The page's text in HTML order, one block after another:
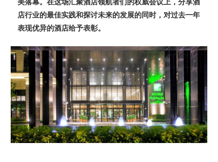
店行业的最佳实践和探讨未来的发展的同时，对过去一年
表现优异的酒店给予表彰。